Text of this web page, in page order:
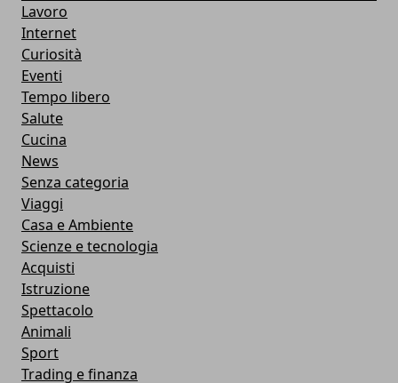
Lavoro
Internet
Curiosità
Eventi
Tempo libero
Salute
Cucina
News
Senza categoria
Viaggi
Casa e Ambiente
Scienze e tecnologia
Acquisti
Istruzione
Spettacolo
Animali
Sport
Trading e finanza